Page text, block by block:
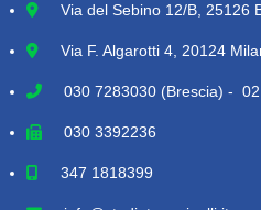
Via del Sebino 12/B, 25126
Via F. Algarotti 4, 20124
030 7283030 (Brescia) -
030 3392236
347 1818399